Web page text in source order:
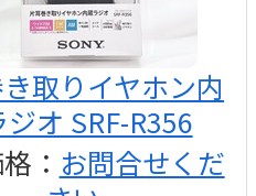
取りイヤホン内
オ SRF-R356
： お問合せくだ